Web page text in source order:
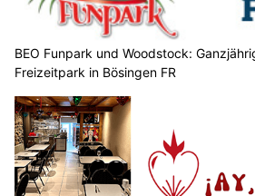
BEO Funpark und Woodstock:
Freizeitpark in Bösingen FR